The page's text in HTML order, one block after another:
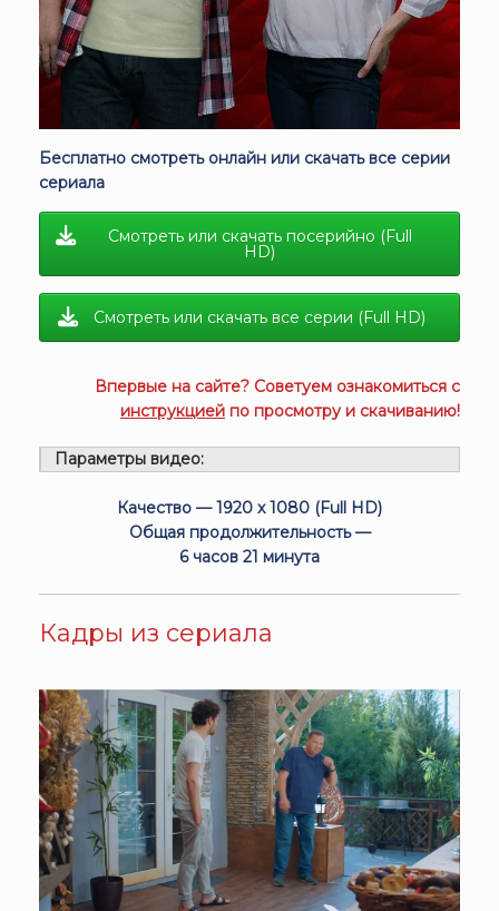
Бесплатно смотреть онлайн или скачать все серии
сериала
Смотреть или скачать посерийно (Full
HD)
Смотреть или скачать все серии (Full HD)
Впервые на сайте? Советуем ознакомиться с
инструкцией по просмотру и скачиванию!
Параметры видео:
Качество — 1920 x 1080 (Full HD)
Общая продолжительность —
6 часов 21 минута
Кадры из сериала